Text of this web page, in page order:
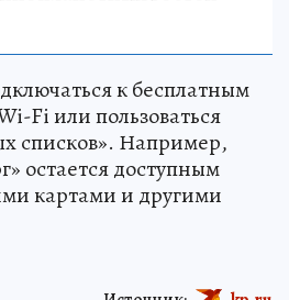
к бесплатным
Fi или пользоваться
списков». Например,
остается доступным
картами и другими